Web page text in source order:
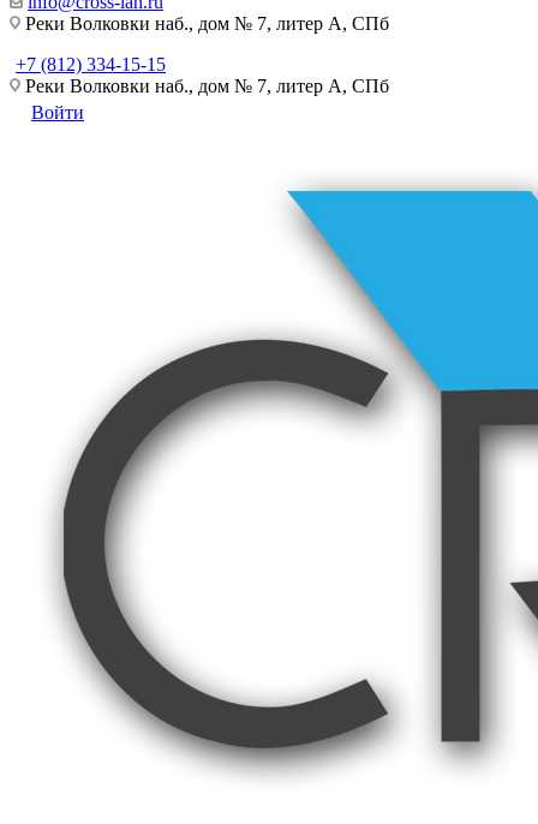
Реки Волковки наб., дом № 7, литер А, СПб
+7 (812) 334-15-15
Реки Волковки наб., дом № 7, литер А, СПб
Войти